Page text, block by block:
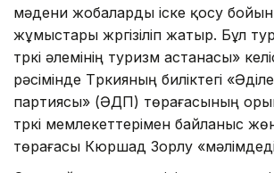
мәдени жобаларды іске қосу
жұмыстары жүргізіліп жатыр. Бұл
түркі әлемінің туризм астанасы»
рәсімінде Түркияның биліктегі
партиясы» (ӘДП) төрағасының
түркі мемлекеттерімен байланыс
төрағасы Кюршад Зорлу